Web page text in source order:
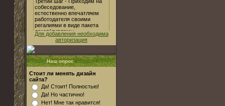
Для добавления необходима
авторизация
Наш опрос
Стоит ли менять дизайн
сайта?
Да! Стоит! Полностью!
Да! Но частично!
Нет! Мне так нравится!